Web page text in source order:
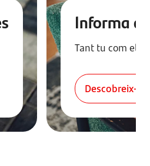
Informa
Tant tu com els
Descobreix-